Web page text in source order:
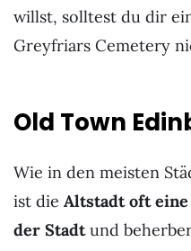
willst, solltest du dir
Greyfriars Cemetery
Old Town
Wie in den meisten
ist die Altstadt oft eine
der Stadtund